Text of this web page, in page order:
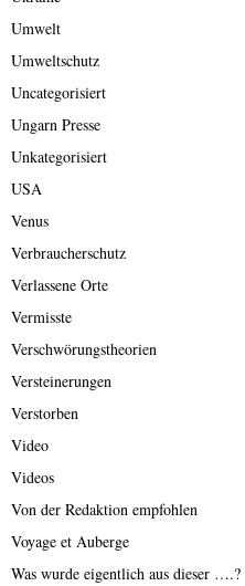
Umwelt
Umweltschutz
Uncategorisiert
Ungarn Presse
Unkategorisiert
USA
Venus
Verbraucherschutz
Verlassene Orte
Vermisste
Verschwörungstheorien
Versteinerungen
Verstorben
Video
Videos
Von der Redaktion empfohlen
Voyage et Auberge
Was wurde eigentlich aus dieser ….?